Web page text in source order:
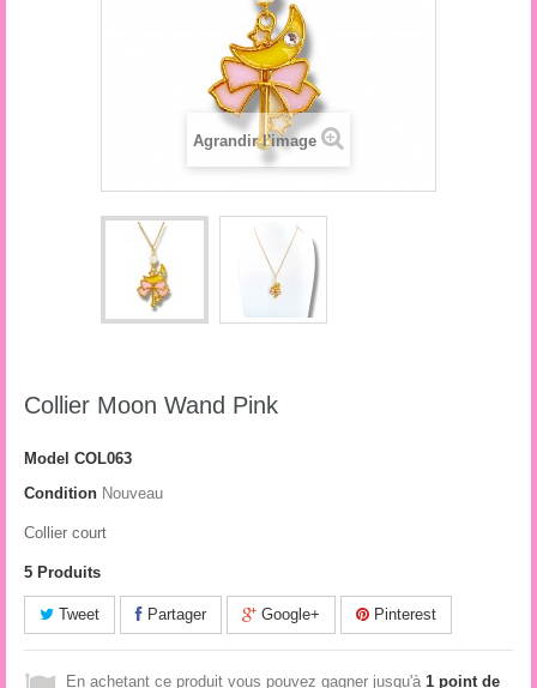
Agrandir l'image
Collier Moon Wand Pink
Model COL063
Condition Nouveau
Collier court
5 Produits
Tweet Partager Google+ Pinterest
En achetant ce produit vous pouvez gagner jusqu'à 1 point de